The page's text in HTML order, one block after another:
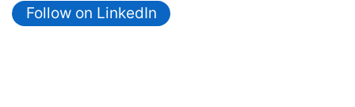
Follow on LinkedIn